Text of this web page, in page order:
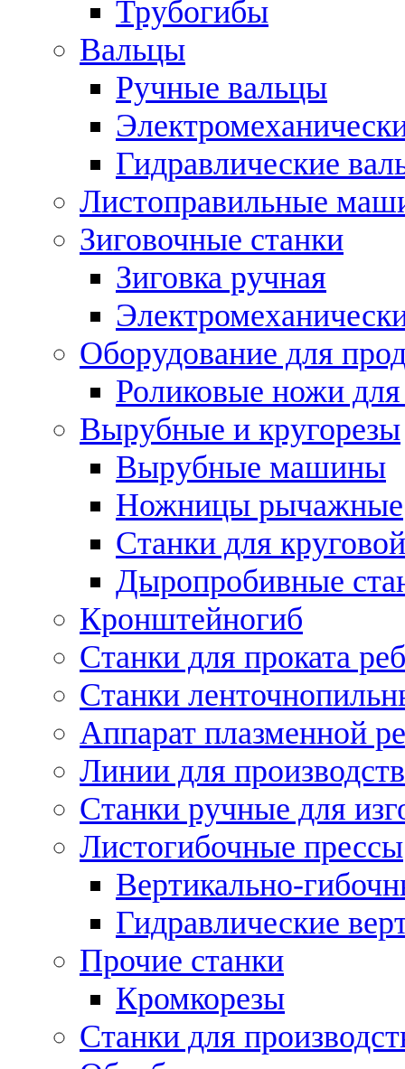
Трубогибы
Вальцы
Ручные вальцы
Гидравлические
Листоправильные
Зиговочные станки
Зиговка ручная
Оборудование для
Роликовые ножи для
Вырубные и кругорезы
Вырубные машины
Ножницы рычажные
Станки для
Дыропробивные
Кронштейногиб
Станки для проката
Станки
Аппарат плазменной
Линии для
Станки ручные для
Листогибочные прессы
Вертикально-
Гидравлические
Прочие станки
Кромкорезы
Станки для